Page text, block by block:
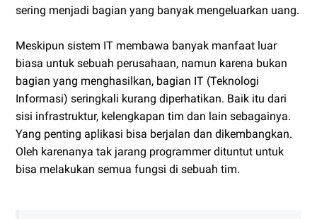
sering menjadi bagian yang banyak mengeluarkan uang.
Meskipun sistem IT membawa banyak manfaat luar
biasa untuk sebuah perusahaan, namun karena bukan
bagian yang menghasilkan, bagian IT (Teknologi
Informasi) seringkali kurang diperhatikan. Baik itu dari
sisi infrastruktur, kelengkapan tim dan lain sebagainya.
Yang penting aplikasi bisa berjalan dan dikembangkan.
Oleh karenanya tak jarang programmer dituntut untuk
bisa melakukan semua fungsi di sebuah tim.